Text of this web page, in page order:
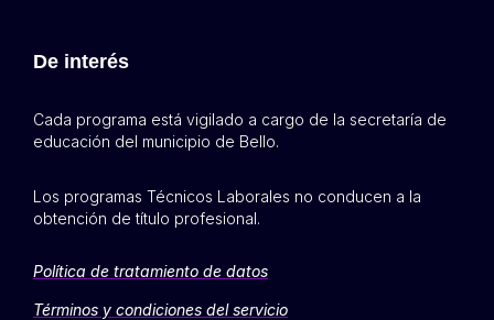
De interés
Cada programa está vigilado a cargo de la secretaría de
educación del municipio de Bello.
Los programas Técnicos Laborales no conducen a la
obtención de título profesional.
Política de tratamiento de datos
Términos y condiciones del servicio